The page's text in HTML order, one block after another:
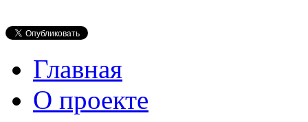
Главная
О проекте